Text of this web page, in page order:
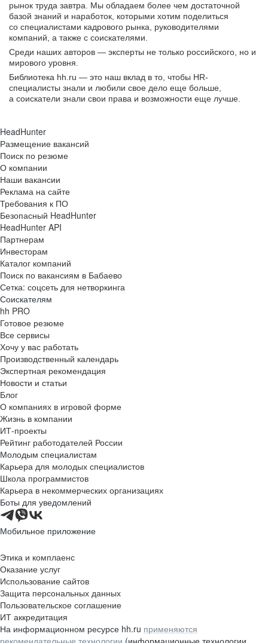
рынок труда завтра. Мы обладаем более чем достаточной
базой знаний и наработок, которыми хотим поделиться
со специалистами кадрового рынка, руководителями
компаний, а также с соискателями.
Среди наших авторов — эксперты не только российского, но и
мирового уровня.
Библиотека hh.ru — это наш вклад в то, чтобы HR-
специалисты знали и любили свое дело еще больше,
а соискатели знали свои права и возможности еще лучше.
HeadHunter
Размещение вакансий
Поиск по резюме
О компании
Наши вакансии
Реклама на сайте
Требования к ПО
Безопасный HeadHunter
HeadHunter API
Партнерам
Инвесторам
Каталог компаний
Поиск по вакансиям в Бабаево
Сетка: соцсеть для нетворкинга
Соискателям
hh PRO
Готовое резюме
Все сервисы
Хочу у вас работать
Производственный календарь
Экспертная рекомендация
Новости и статьи
Блог
О компаниях в игровой форме
Жизнь в компании
ИТ-проекты
Рейтинг работодателей России
Молодым специалистам
Карьера для молодых специалистов
Школа программистов
Карьера в некоммерческих организациях
Боты для уведомлений
Мобильное приложение
Этика и комплаенс
Оказание услуг
Использование сайтов
Защита персональных данных
Пользовательское соглашение
ИТ аккредитация
На информационном ресурсе hh.ru применяются
рекомендательные технологии (информационные технологии